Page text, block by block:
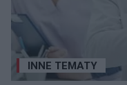
INNE TEMATY